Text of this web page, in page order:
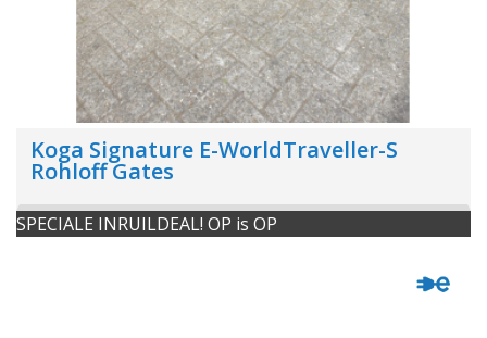
Koga Signature E-WorldTraveller-S
Rohloff Gates
SPECIALE INRUILDEAL! OP is OP